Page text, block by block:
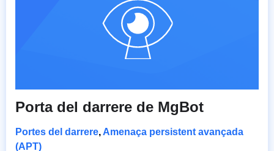
Porta del darrere de MgBot
Portes del darrere, Amenaça persistent avançada
(APT)